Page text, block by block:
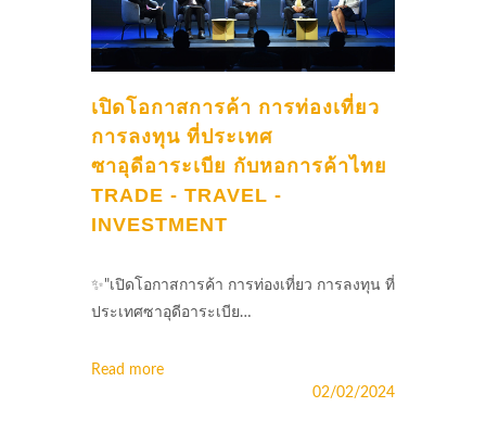
เปิดโอกาสการค้า การท่องเที่ยว
การลงทุน ที่ประเทศ
ซาอุดีอาระเบีย กับหอการค้าไทย
TRADE - TRAVEL -
INVESTMENT
✨"เปิดโอกาสการค้า การท่องเที่ยว การลงทุน ที่
ประเทศซาอุดีอาระเบีย…
Read more
02/02/2024